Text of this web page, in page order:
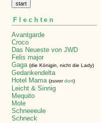
Flechten
Avantgarde
Croco
Das Neueste von JWD
Felis major
Gaga (die Königin, nicht die Lady)
Gedankendelta
Hotel Mama (zuvordort)
Leicht & Sinnig
Mequito
Mole
Schneeeule
Schneck